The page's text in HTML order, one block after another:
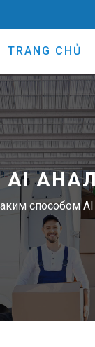
TRANG CHỦ
способом